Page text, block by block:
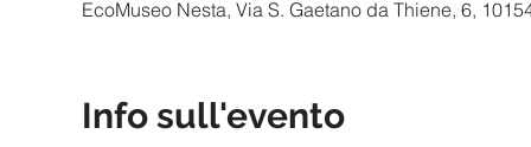
EcoMuseo Nesta, Via S. Gaetano da Thiene, 6,
Info sull'evento